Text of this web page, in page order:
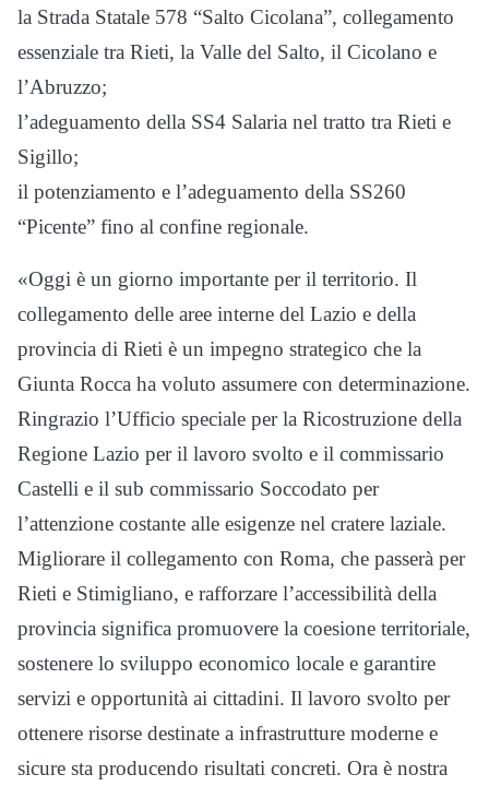
la Strada Statale 578 “Salto Cicolana”, collegamento
essenziale tra Rieti, la Valle del Salto, il Cicolano e
l’Abruzzo;
l’adeguamento della SS4 Salaria nel tratto tra Rieti e
Sigillo;
il potenziamento e l’adeguamento della SS260
“Picente” fino al confine regionale.
«Oggi è un giorno importante per il territorio. Il
collegamento delle aree interne del Lazio e della
provincia di Rieti è un impegno strategico che la
Giunta Rocca ha voluto assumere con determinazione.
Ringrazio l’Ufficio speciale per la Ricostruzione della
Regione Lazio per il lavoro svolto e il commissario
Castelli e il sub commissario Soccodato per
l’attenzione costante alle esigenze nel cratere laziale.
Migliorare il collegamento con Roma, che passerà per
Rieti e Stimigliano, e rafforzare l’accessibilità della
provincia significa promuovere la coesione territoriale,
sostenere lo sviluppo economico locale e garantire
servizi e opportunità ai cittadini. Il lavoro svolto per
ottenere risorse destinate a infrastrutture moderne e
sicure sta producendo risultati concreti. Ora è nostra